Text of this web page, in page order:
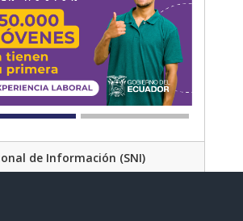
de Información (SNI)